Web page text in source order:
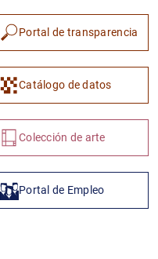
1 2
Portal de transparencia
Catálogo de datos
Colección de arte
Portal de Empleo